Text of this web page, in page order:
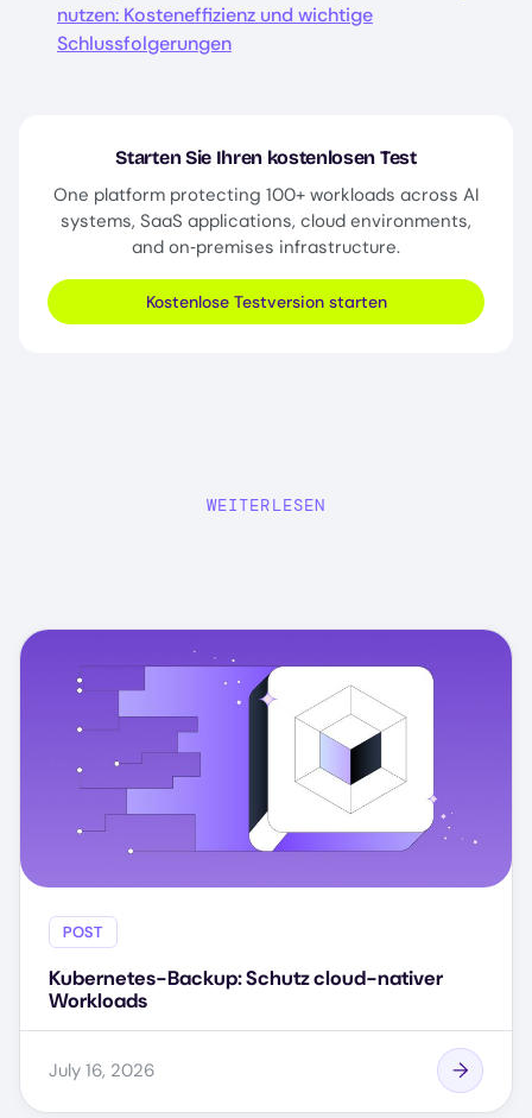
nutzen: Kosteneffizienz und wichtige
Schlussfolgerungen
Starten Sie Ihren kostenlosen Test
One platform protecting 100+ workloads across AI
systems, SaaS applications, cloud environments,
and on‑premises infrastructure.
Kostenlose Testversion starten
WEITERLESEN
POST
Kubernetes-Backup: Schutz cloud-nativer
Workloads
July 16, 2026